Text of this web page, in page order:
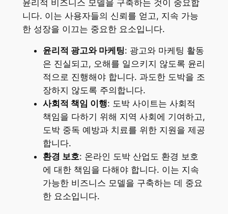
윤리적 비즈니스 모델을 구축하는 것이 중요합
니다. 이는 사용자들의 신뢰를 얻고, 지속 가능
한 성장을 이끄는 중요한 요소입니다.
윤리적 광고와 마케팅: 광고와 마케팅 활동
은 진실되고, 오해를 일으키지 않도록 윤리
적으로 진행해야 합니다. 과도한 도박을 조
장하지 않도록 주의합니다.
사회적 책임 이행: 도박 사이트는 사회적
책임을 다하기 위해 지역 사회에 기여하고,
도박 중독 예방과 치료를 위한 지원을 제공
합니다.
환경 보호: 온라인 도박 산업도 환경 보호
에 대한 책임을 다해야 합니다. 이는 지속
가능한 비즈니스 모델을 구축하는 데 중요
한 요소입니다.